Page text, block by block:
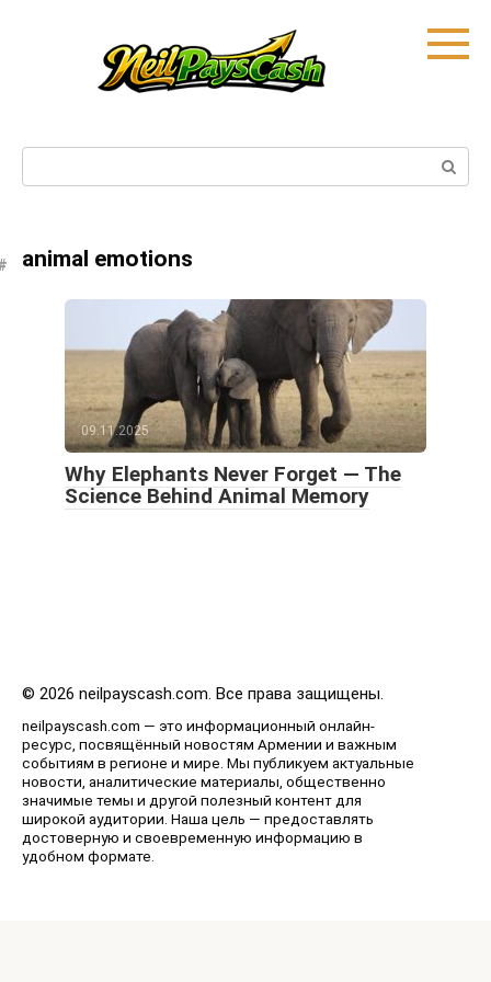
animal emotions
09.11.2025
Why Elephants Never Forget — The
Science Behind Animal Memory
© 2026 neilpayscash.com. Все права защищены.
neilpayscash.com — это информационный онлайн-
ресурс, посвящённый новостям Армении и важным
событиям в регионе и мире. Мы публикуем актуальные
новости, аналитические материалы, общественно
значимые темы и другой полезный контент для
широкой аудитории. Наша цель — предоставлять
достоверную и своевременную информацию в
удобном формате.